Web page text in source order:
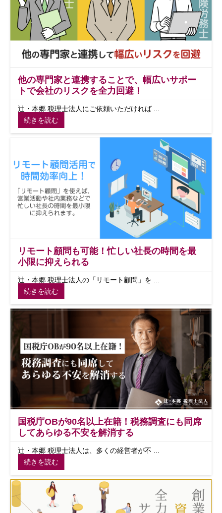
他の専門家と連携することで、幅広いサポー
トで会社のリスクを全力回避！
辻・本郷 税理士法人にご依頼いただければ ...
続きを読む
リモート顧問も可能！忙しい社長の時間を最
小限に抑えられる
辻・本郷 税理士法人の「リモート顧問」を ...
続きを読む
国税庁OBが90名以上在籍！税務調査にも同席
してあらゆる不安を解消する
辻・本郷 税理士法人は、多くの経営者が不 ...
続きを読む